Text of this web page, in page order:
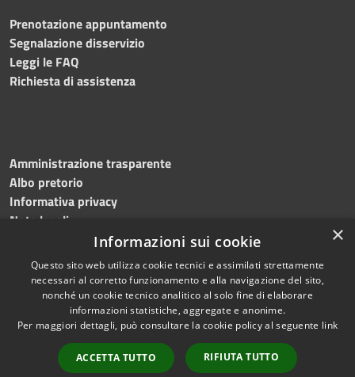
Indietro Prosegui
Prenotazione appuntamento
Segnalazione disservizio
Leggi le FAQ
Richiesta di assistenza
Amministrazione trasparente
Albo pretorio
Informativa privacy
Note legali
Dichiarazione di accessibilità
Accessibilità
Copyright © 2026 • Comune di
Casaloldo • Powered by
Municipium•
Accesso
redazione
×
Informazioni sui cookie
Questo sito web utilizza cookie tecnici e assimilati strettamente
necessari al corretto funzionamento e alla navigazione del sito,
nonché un cookie tecnico analitico al solo fine di elaborare
informazioni statistiche, aggregate e anonime.
Per maggiori dettagli, può consultare la cookie policy al seguente link
ACCETTA TUTTO RIFIUTA TUTTO